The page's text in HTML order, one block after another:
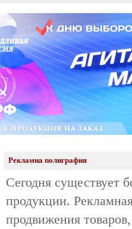
Рекламна полиграфия
Сегодня существует
продукции.
продвижения